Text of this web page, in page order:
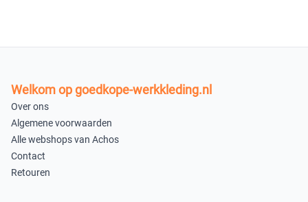
Welkom op goedkope-werkkleding.nl
Over ons
Algemene voorwaarden
Alle webshops van Achos
Contact
Retouren